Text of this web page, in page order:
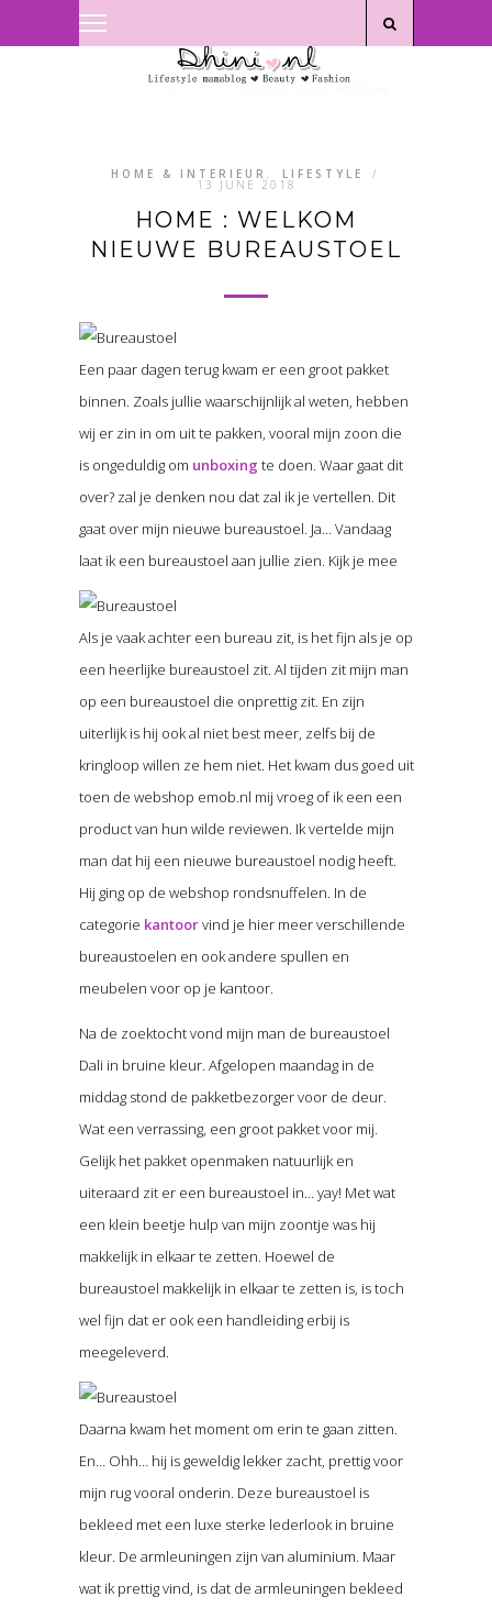
HOME & INTERIEUR , LIFESTYLE /
13 JUNE 2018
HOME : WELKOM
NIEUWE BUREAUSTOEL
Een paar dagen terug kwam er een groot pakket
binnen. Zoals jullie waarschijnlijk al weten, hebben
wij er zin in om uit te pakken, vooral mijn zoon die
is ongeduldig om unboxing te doen. Waar gaat dit
over? zal je denken nou dat zal ik je vertellen. Dit
gaat over mijn nieuwe bureaustoel. Ja… Vandaag
laat ik een bureaustoel aan jullie zien. Kijk je mee
Als je vaak achter een bureau zit, is het fijn als je op
een heerlijke bureaustoel zit. Al tijden zit mijn man
op een bureaustoel die onprettig zit. En zijn
uiterlijk is hij ook al niet best meer, zelfs bij de
kringloop willen ze hem niet. Het kwam dus goed uit
toen de webshop emob.nl mij vroeg of ik een een
product van hun wilde reviewen. Ik vertelde mijn
man dat hij een nieuwe bureaustoel nodig heeft.
Hij ging op de webshop rondsnuffelen. In de
categorie kantoorvind je hier meer verschillende
bureaustoelen en ook andere spullen en
meubelen voor op je kantoor.
Na de zoektocht vond mijn man de bureaustoel
Dali in bruine kleur. Afgelopen maandag in de
middag stond de pakketbezorger voor de deur.
Wat een verrassing, een groot pakket voor mij.
Gelijk het pakket openmaken natuurlijk en
uiteraard zit er een bureaustoel in… yay! Met wat
een klein beetje hulp van mijn zoontje was hij
makkelijk in elkaar te zetten. Hoewel de
bureaustoel makkelijk in elkaar te zetten is, is toch
wel fijn dat er ook een handleiding erbij is
meegeleverd.
Daarna kwam het moment om erin te gaan zitten.
En… Ohh… hij is geweldig lekker zacht, prettig voor
mijn rug vooral onderin. Deze bureaustoel is
bekleed met een luxe sterke lederlook in bruine
kleur. De armleuningen zijn van aluminium. Maar
wat ik prettig vind, is dat de armleuningen bekleed